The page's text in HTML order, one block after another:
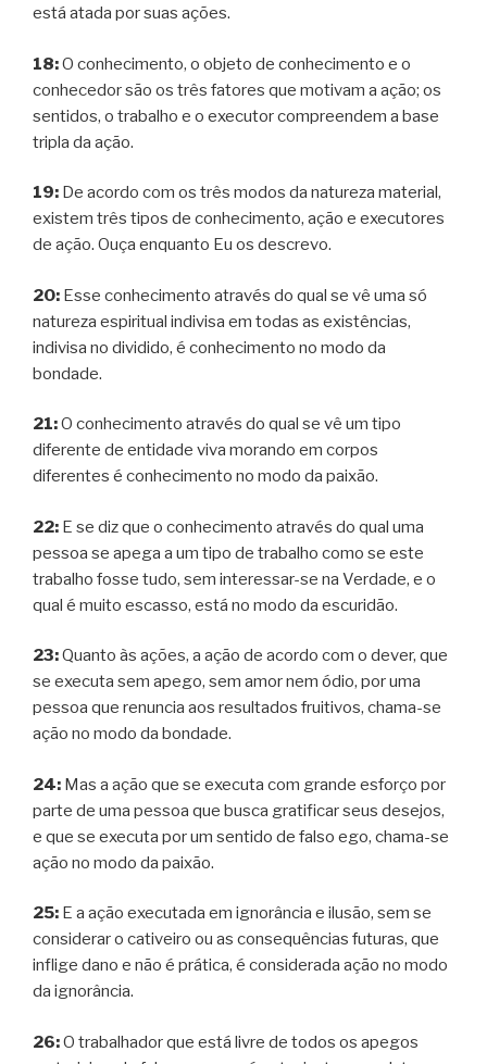
está atada por suas ações.
18:O conhecimento, o objeto de conhecimento e o
conhecedor são os três fatores que motivam a ação; os
sentidos, o trabalho e o executor compreendem a base
tripla da ação.
19: De acordo com os três modos da natureza material,
existem três tipos de conhecimento, ação e executores
de ação. Ouça enquanto Eu os descrevo.
20: Esse conhecimento através do qual se vê uma só
natureza espiritual indivisa em todas as existências,
indivisa no dividido, é conhecimento no modo da
bondade.
21:O conhecimento através do qual se vê um tipo
diferente de entidade viva morando em corpos
diferentes é conhecimento no modo da paixão.
22: E se diz que o conhecimento através do qual uma
pessoa se apega a um tipo de trabalho como se este
trabalho fosse tudo, sem interessar-se na Verdade, e o
qual é muito escasso, está no modo da escuridão.
23:Quanto às ações, a ação de acordo com o dever, que
se executa sem apego, sem amor nem ódio, por uma
pessoa que renuncia aos resultados fruitivos, chama-se
ação no modo da bondade.
24: Mas a ação que se executa com grande esforço por
parte de uma pessoa que busca gratificar seus desejos,
e que se executa por um sentido de falso ego, chama-se
ação no modo da paixão.
25: E a ação executada em ignorância e ilusão, sem se
considerar o cativeiro ou as consequências futuras, que
inflige dano e não é prática, é considerada ação no modo
da ignorância.
26:O trabalhador que está livre de todos os apegos